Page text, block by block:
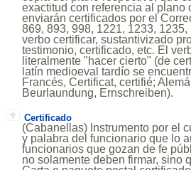
exactitud con referencia al plano
enviarán certificados por el
869, 893, 998, 1221, 1233,
verbo certificar, sustantivizado
testimonio, certificado, etc. El
literalmente "hacer cierto" (de
latín medioeval tardío se
Francés, Certificat, certifié;
Beurlaundung, Ernschreiben).
Certificado
(Cabanellas) Instrumento por el
y palabra del funcionario que lo
funcionarios que gozan de fe
no solamente deben firmar, sino